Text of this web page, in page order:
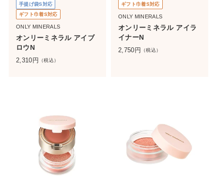
手提げ袋S対応
ギフト巾着S対応
ONLY MINERALS
オンリーミネラル アイブ
ロウN
2,310 円 （税込）
ギフト巾着S対応
ONLY MINERALS
オンリーミネラル アイラ
イナーN
2,750 円 （税込）